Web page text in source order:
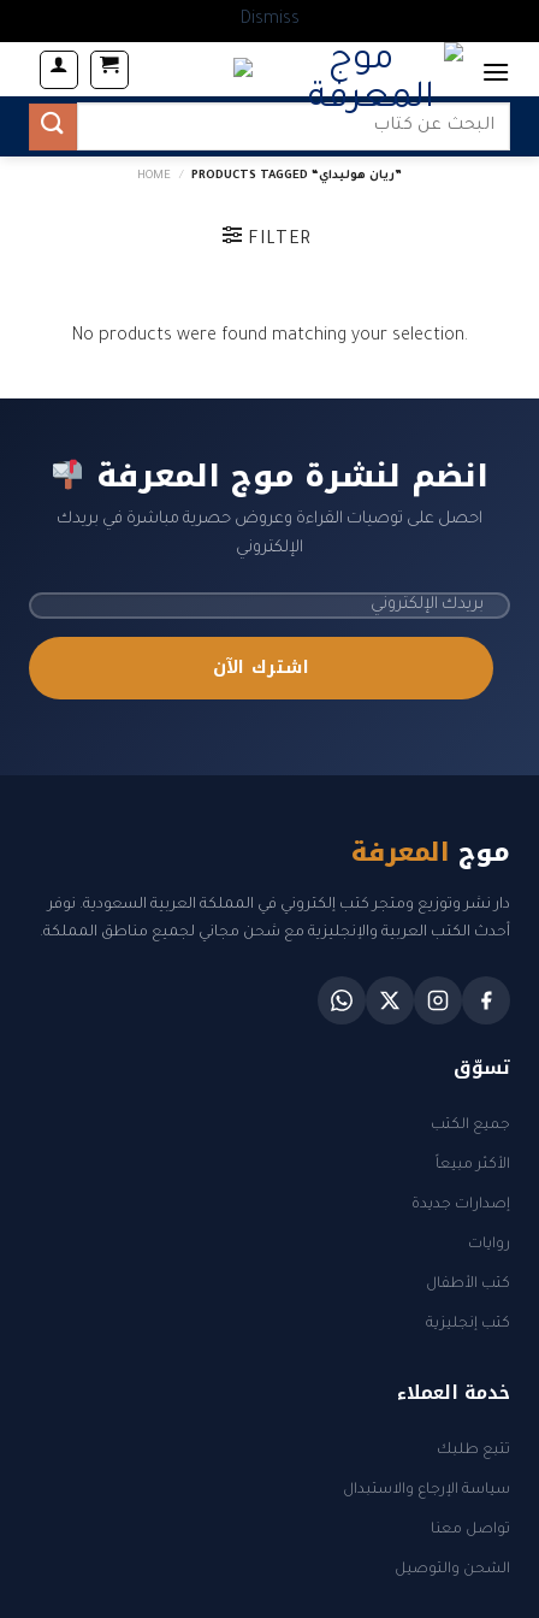
Dismiss
content
Search
HOME / PRODUCTS TAGGED “ريان هوليداي”
FILTER
No products were found matching your selection.
انضم لنشرة موج المعرفة
احصل على توصيات القراءة وعروض حصرية مباشرة في بريدك
الإلكتروني
اشترك الآن
موج المعرفة
دار نشر وتوزيع ومتجر كتب إلكتروني في المملكة العربية السعودية. نوفر
أحدث الكتب العربية والإنجليزية مع شحن مجاني لجميع مناطق المملكة.
تسوّق
جميع الكتب
الأكثر مبيعاً
إصدارات جديدة
روايات
كتب الأطفال
كتب إنجليزية
خدمة العملاء
تتبع طلبك
سياسة الإرجاع والاستبدال
تواصل معنا
الشحن والتوصيل